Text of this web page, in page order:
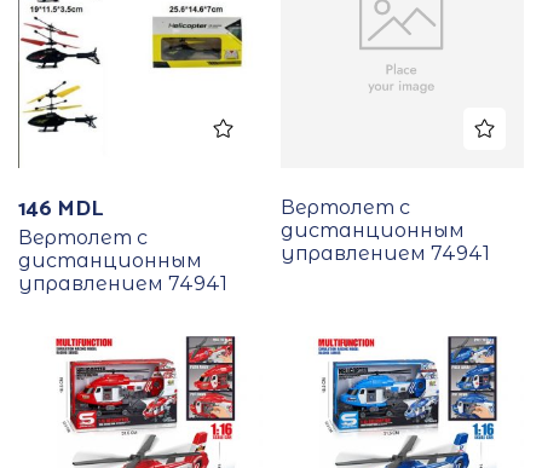
146 MDL
Вертолет с
дистанционным
управлением 74941
Вертолет с
дистанционным
управлением 74941